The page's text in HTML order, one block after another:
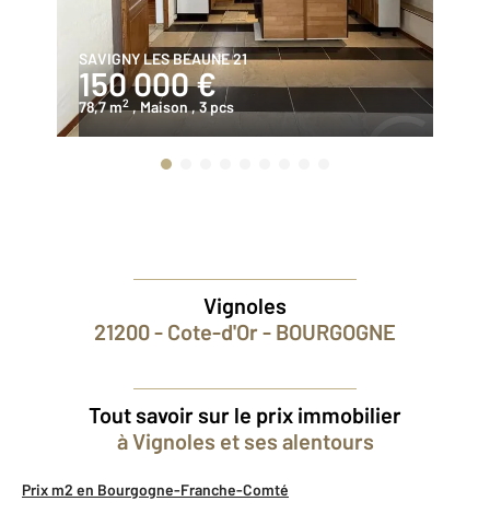
SAVIGNY LES BEAUNE 21
150 000 €
78,7 m2 , Maison, 3 pcs
Vignoles
21200 - Cote-d'Or - BOURGOGNE
Tout savoir sur le prix immobilier
à Vignoles et ses alentours
Prix m2 en Bourgogne-Franche-Comté